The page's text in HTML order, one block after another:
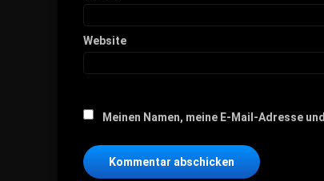
Website
Meinen Namen, meine E-Mail-Adresse